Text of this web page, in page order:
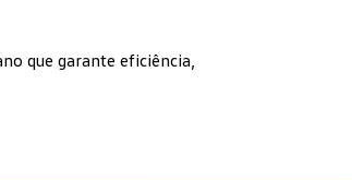
que garante eficiência,